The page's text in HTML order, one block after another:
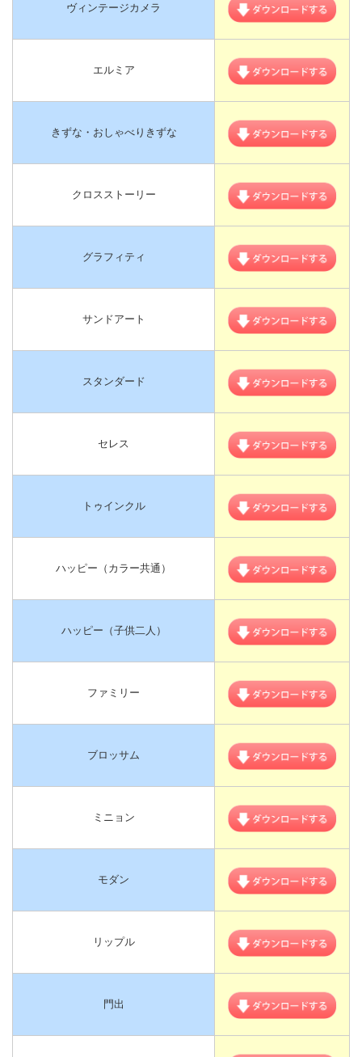
ヴィンテージカメラ
エルミア
きずな・おしゃべりきずな
クロスストーリー
グラフィティ
サンドアート
スタンダード
セレス
トゥインクル
ハッピー（カラー共通）
ハッピー（子供二人）
ファミリー
ブロッサム
ミニョン
モダン
リップル
門出